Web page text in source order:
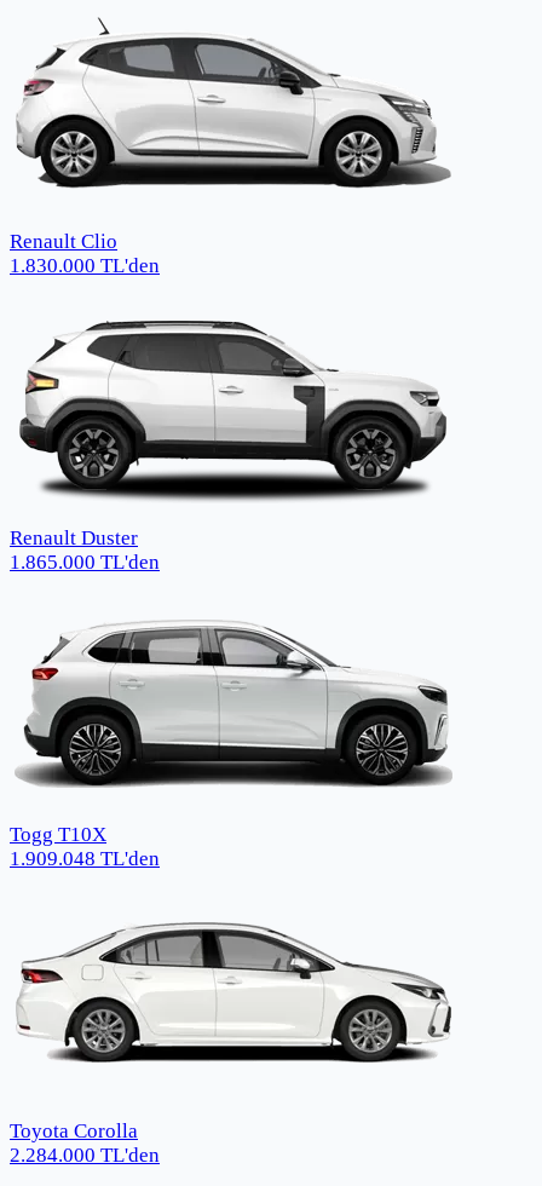
Renault Clio
1.830.000 TL'den
Renault Duster
1.865.000 TL'den
Togg T10X
1.909.048 TL'den
Toyota Corolla
2.284.000 TL'den